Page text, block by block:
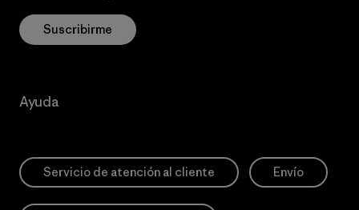
Suscribirme
Ayuda
Servicio de atención al cliente Envío